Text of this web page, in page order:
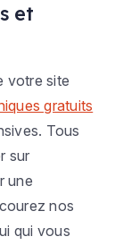
et
votre site
gratuits
Tous
sur
une
nos
qui vous